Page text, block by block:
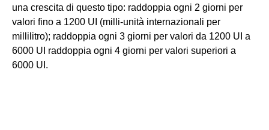
una crescita di questo tipo: raddoppia ogni 2 giorni per
valori fino a 1200 UI (milli-unità internazionali per
millilitro); raddoppia ogni 3 giorni per valori da 1200 UI a
6000 UI raddoppia ogni 4 giorni per valori superiori a
6000 UI.